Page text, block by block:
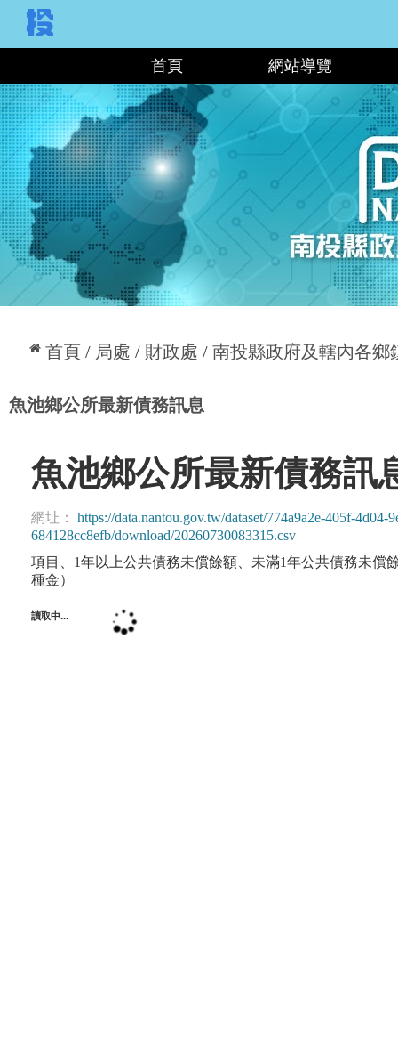
首頁 網站導覽
首頁 局處 財政處 南投縣政府及轄內各鄉
魚池鄉公所最新債務訊息
魚池鄉公所最新債務訊
網址： https://data.nantou.gov.tw/dataset/774a9a2e-405f-
684128cc8efb/download/20260730083315.csv
項目、1年以上公共債務未償餘額、未滿1年公共債務未
種金）